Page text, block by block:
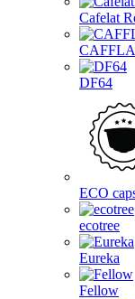
Cafelat
DF64
ECO
ecotree
Eureka
Fellow